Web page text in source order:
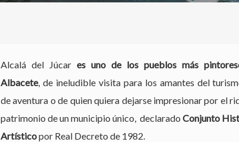
Alcalá del Júcares uno de los pueblos más
Albacete, de ineludible visita para los amantes del
de aventura o de quien quiera dejarse impresionar por el
patrimonio de un municipio único, declaradoConjunto
Artísticopor Real Decreto de 1982.